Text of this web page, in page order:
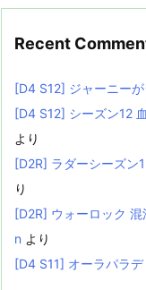
Recent
[D4 S12] ジャーニー
[D4 S12] シーズン12
より
[D2R] ラダーシーズ
り
[D2R] ウォーロック
n より
[D4 S11] オーラパラ